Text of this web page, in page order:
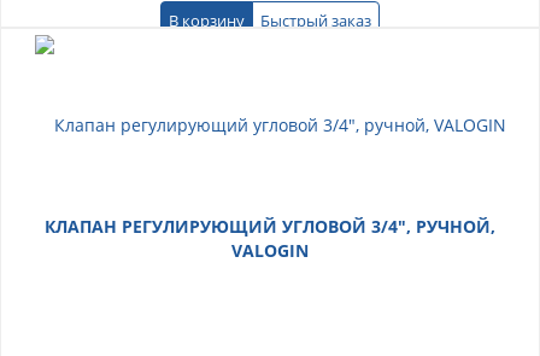
В корзину Быстрый заказ
КЛАПАН РЕГУЛИРУЮЩИЙ УГЛОВОЙ 3/4", РУЧНОЙ,
VALOGIN